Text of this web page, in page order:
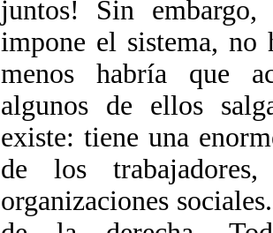
juntos! Sin
impone el sistema, no
menos habría que
algunos de ellos
existe: tiene una
de los
organizaciones